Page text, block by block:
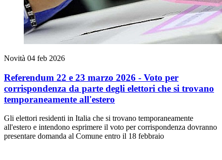
Novità 04 feb 2026
Referendum 22 e 23 marzo 2026 - Voto per
corrispondenza da parte degli elettori che si trovano
temporaneamente all'estero
Gli elettori residenti in Italia che si trovano temporaneamente
all'estero e intendono esprimere il voto per corrispondenza dovranno
presentare domanda al Comune entro il 18 febbraio